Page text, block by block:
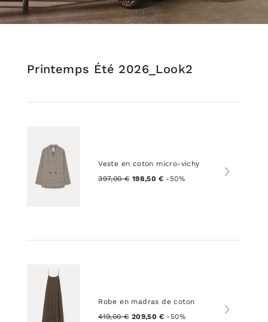
Printemps Été 2026_Look2
Veste en coton micro-vichy
397,00 € 198,50 € -50%
Robe en madras de coton
419,00 € 209,50 € -50%